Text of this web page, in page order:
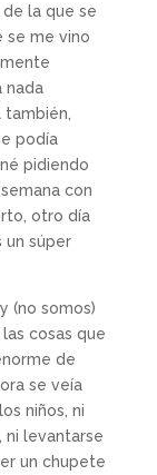
la que se
se me vino
nada
podía
pidiendo
con
otro día
un súper
(no somos)
cosas que
de
se veía
niños, ni
ni levantarse
un chupete